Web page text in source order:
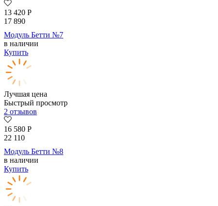
13 420 Р
17 890
Модуль Бетти №7
в наличии
Купить
Лучшая цена
Быстрый просмотр
2 отзывов
16 580 Р
22 110
Модуль Бетти №8
в наличии
Купить